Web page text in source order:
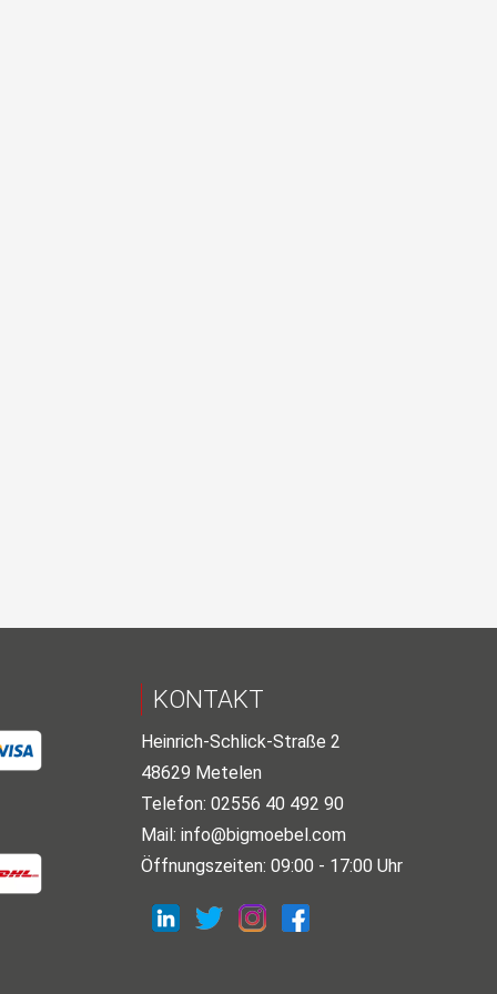
KONTAKT
Heinrich-Schlick-Straße 2
48629 Metelen
Telefon: 02556 40 492 90
Mail: info@bigmoebel.com
Öffnungszeiten: 09:00 - 17:00 Uhr